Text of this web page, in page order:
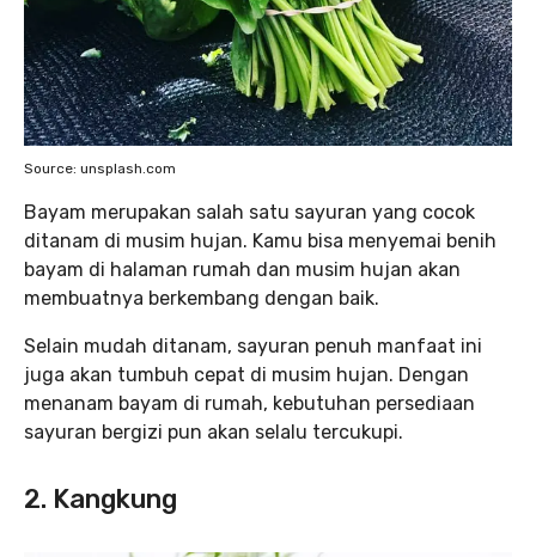
Source: unsplash.com
Bayam merupakan salah satu sayuran yang cocok
ditanam di musim hujan. Kamu bisa menyemai benih
bayam di halaman rumah dan musim hujan akan
membuatnya berkembang dengan baik.
Selain mudah ditanam, sayuran penuh manfaat ini
juga akan tumbuh cepat di musim hujan. Dengan
menanam bayam di rumah, kebutuhan persediaan
sayuran bergizi pun akan selalu tercukupi.
2. Kangkung